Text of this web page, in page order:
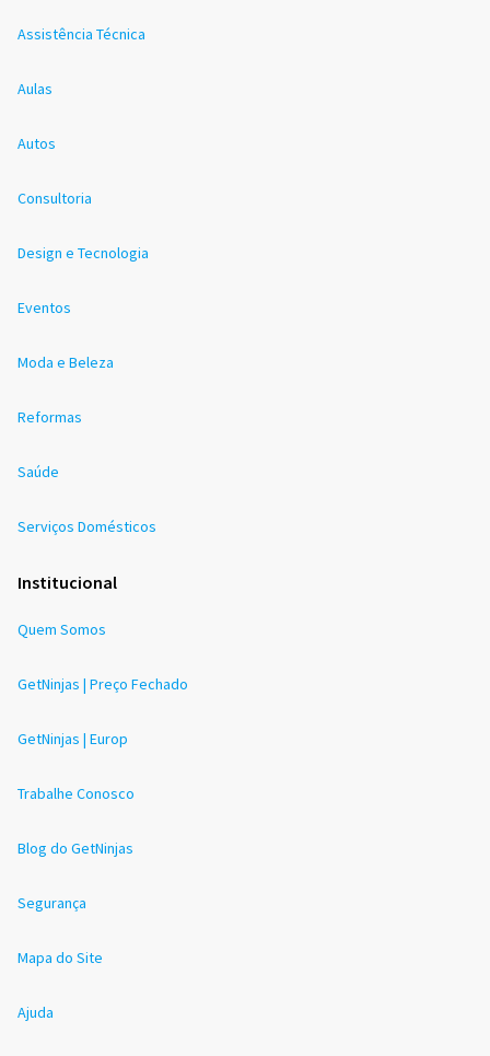
Assistência Técnica
Aulas
Autos
Consultoria
Design e Tecnologia
Eventos
Moda e Beleza
Reformas
Saúde
Serviços Domésticos
Institucional
Quem Somos
GetNinjas | Preço Fechado
GetNinjas | Europ
Trabalhe Conosco
Blog do GetNinjas
Segurança
Mapa do Site
Ajuda